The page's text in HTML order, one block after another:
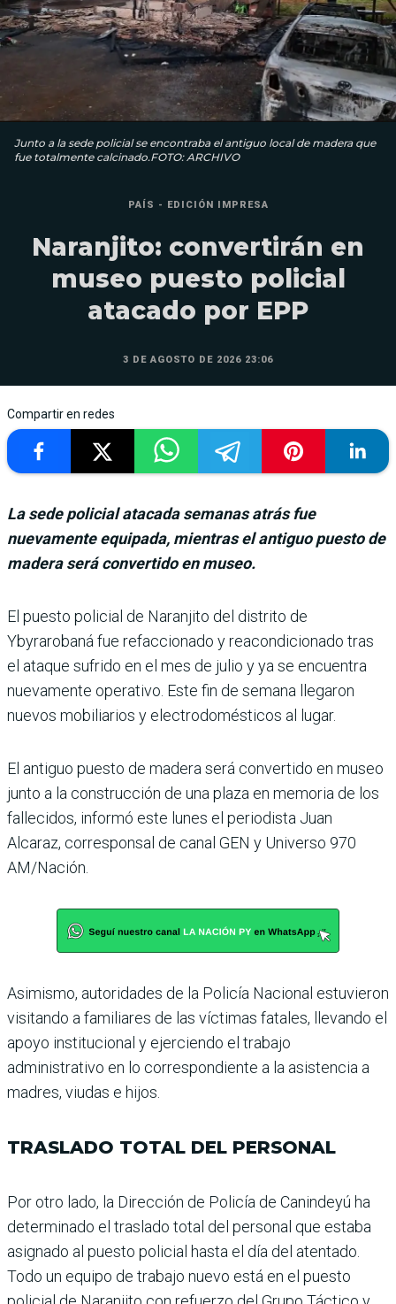
Junto a la sede policial se encontraba el antiguo local de madera que
fue totalmente calcinado.FOTO: ARCHIVO
PAÍS - EDICIÓN IMPRESA
Naranjito: convertirán en
museo puesto policial
atacado por EPP
3 DE AGOSTO DE 2026 23:06
Compartir en redes
La sede policial atacada semanas atrás fue
nuevamente equipada, mientras el antiguo puesto de
madera será convertido en museo.
El puesto policial de Naranjito del distrito de
Ybyrarobaná fue refac­cionado y reacondicionado tras
el ataque sufrido en el mes de julio y ya se encuentra
nuevamente ope­rativo. Este fin de semana llega­ron
nuevos mobiliarios y electro­domésticos al lugar.
El antiguo puesto de madera será convertido en museo
junto a la construcción de una plaza en memoria de los
fallecidos, informó este lunes el periodista Juan
Alcaraz, corresponsal de canal GEN y Universo 970
AM/Nación.
Asimismo, autoridades de la Policía Nacional estuvieron
visitando a familiares de las víctimas fatales, llevando el
apoyo institucional y ejerciendo el trabajo
administrativo en lo correspondiente a la asistencia a
madres, viudas e hijos.
TRASLADO TOTAL DEL PERSONAL
Por otro lado, la Dirección de Policía de Canindeyú ha
determinado el traslado total del personal que estaba
asig­nado al puesto policial hasta el día del atentado.
Todo un equipo de trabajo nuevo está en el puesto